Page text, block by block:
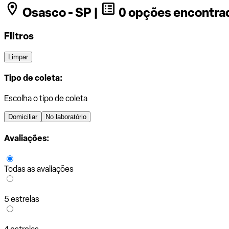
Osasco - SP | 0 opções
Filtros
Limpar
Tipo de coleta:
Escolha o tipo de coleta
Domiciliar No laboratório
Avaliações:
Todas as avaliações
5 estrelas